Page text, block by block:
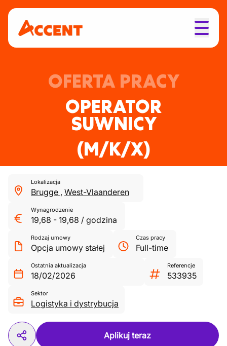
OFERTA PRACY
OPERATOR
SUWNICY
(M/K/X)
Lokalizacja
Brugge , West-Vlaanderen
Wynagrodzenie
19,68 - 19,68 / godzina
Rodzaj umowy
Opcja umowy stałej
Czas pracy
Full-time
Ostatnia aktualizacja
18/02/2026
Referencje
533935
Sektor
Logistyka i dystrybucja
Aplikuj teraz